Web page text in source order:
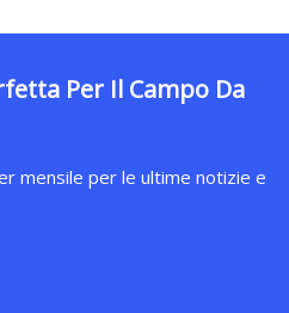
Per Il Campo Da
mensile per le ultime notizie e